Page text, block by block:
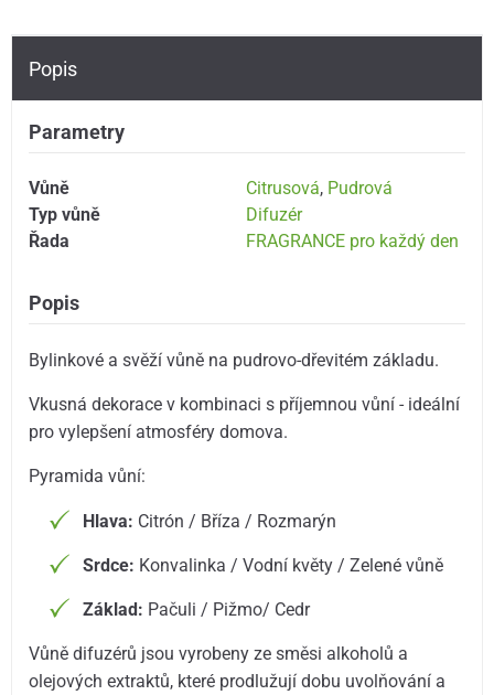
Popis
Parametry
Vůně Citrusová, Pudrová
Typ vůně
Difuzér
Řada
FRAGRANCE pro každý den
Popis
Bylinkové a svěží vůně na pudrovo-dřevitém základu.
Vkusná dekorace v kombinaci s příjemnou vůní - ideální
pro vylepšení atmosféry domova.
Pyramida vůní:
Hlava: Citrón / Bříza / Rozmarýn
Srdce: Konvalinka / Vodní květy / Zelené vůně
Základ: Pačuli / Pižmo/ Cedr
Vůně difuzérů jsou vyrobeny ze směsi alkoholů a
olejových extraktů, které prodlužují dobu uvolňování a